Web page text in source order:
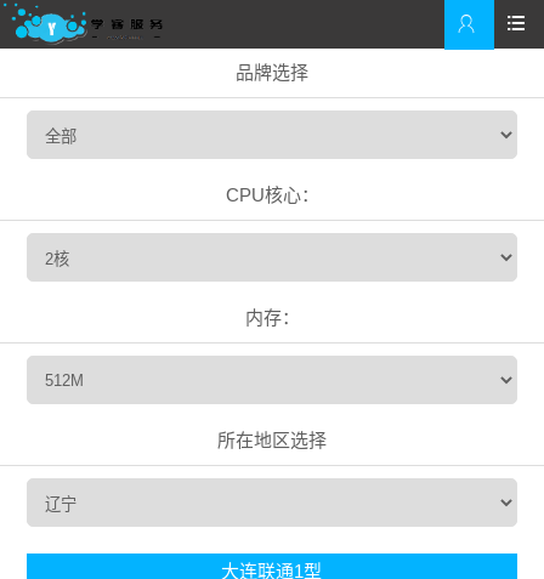


品牌选择
CPU核心：
内存：
所在地区选择
大连联通1型